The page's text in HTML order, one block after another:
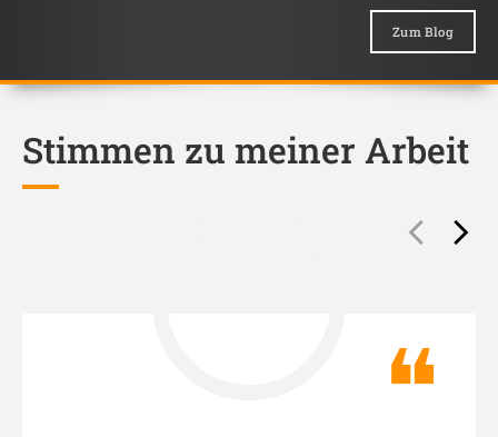
Zum Blog
Stimmen zu meiner Arbeit